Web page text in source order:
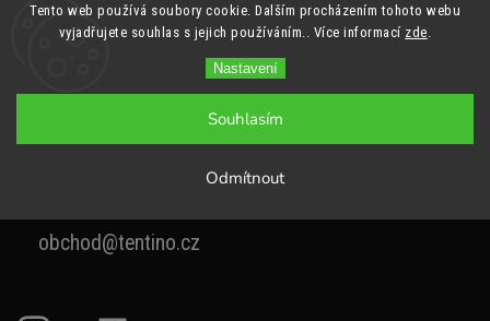
Tento web používá soubory cookie. Dalším procházením tohoto webu
vyjadřujete souhlas s jejich používáním.. Více informací zde
Nastavení
Odmítnout
Souhlasím
obchod@tentino.cz